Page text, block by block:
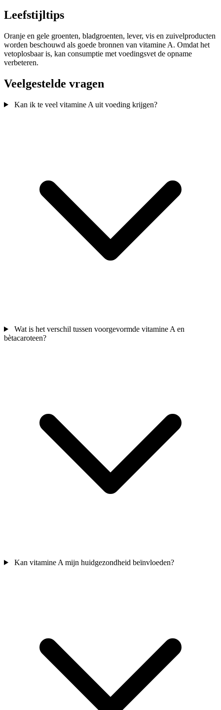
Leefstijltips
Oranje en gele groenten, bladgroenten, lever, vis en zuivelproducten
worden beschouwd als goede bronnen van vitamine A. Omdat het
vetoplosbaar is, kan consumptie met voedingsvet de opname
verbeteren.
Veelgestelde vragen
Kan ik te veel vitamine A uit voeding krijgen?
Wat is het verschil tussen voorgevormde vitamine A en
bètacaroteen?
Kan vitamine A mijn huidgezondheid beïnvloeden?